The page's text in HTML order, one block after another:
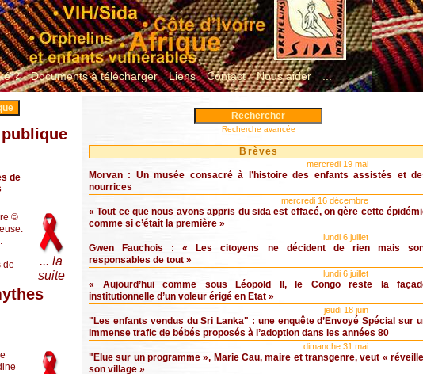
? Documents à télécharger Liens Contact Nous aider ...
de
©
de
... la
suite
Recherche avancée
Brèves
mercredi 19 mai
Morvan : Un musée consacré à l’histoire des enfants assistés et
nourrices
mercredi 16 décembre
« Tout ce que nous avons appris du sida est effacé, on gère cette
comme si c’était la première »
lundi 6 juillet
Gwen Fauchois : « Les citoyens ne décident de rien mais
responsables de tout »
lundi 6 juillet
« Aujourd’hui comme sous Léopold II, le Congo reste la
institutionnelle d’un voleur érigé en Etat »
jeudi 18 juin
"Les enfants vendus du Sri Lanka" : une enquête d’Envoyé Spécial sur
immense trafic de bébés proposés à l’adoption dans les années 80
dimanche 31 mai
"Elue sur un programme », Marie Cau, maire et transgenre, veut «
son village »